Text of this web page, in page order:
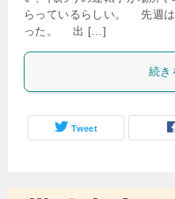
らっているらしい。 先週は
った。 出 […]
続き
Tweet